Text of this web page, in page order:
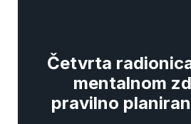
Četvrta
mentalnom
pravilno